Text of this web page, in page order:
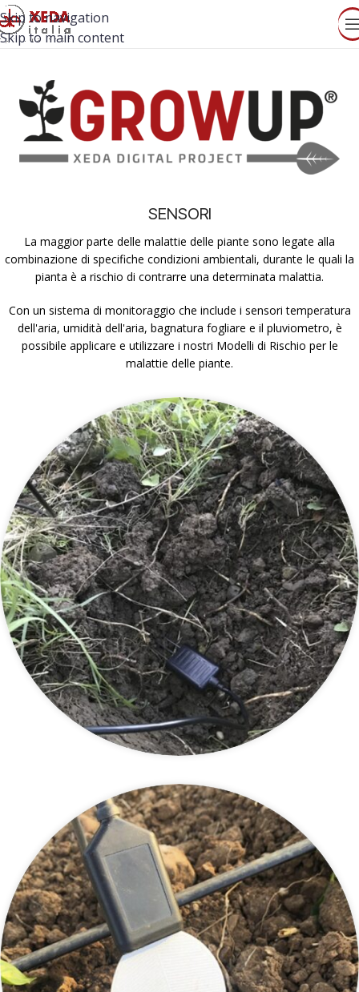
Skip to navigation
Skip to main content
SENSORI
La maggior parte delle malattie delle piante sono legate alla
combinazione di specifiche condizioni ambientali, durante le quali la
pianta è a rischio di contrarre una determinata malattia.
Con un sistema di monitoraggio che include i sensori temperatura
dell'aria, umidità dell'aria, bagnatura fogliare e il pluviometro, è
possibile applicare e utilizzare i nostri Modelli di Rischio per le
malattie delle piante.